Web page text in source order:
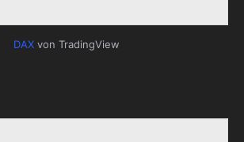
DAX von TradingView